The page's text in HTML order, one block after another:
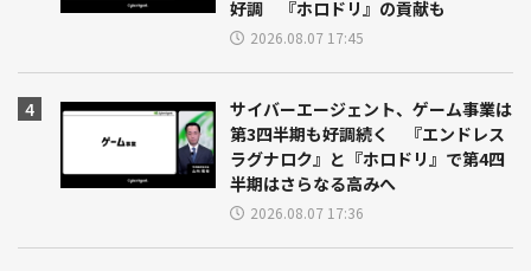
好調 『ホロドリ』の貢献も
2026.08.07 17:45
サイバーエージェント、ゲーム事業は
第3四半期も好調続く 『エンドレス
ラグナロク』と『ホロドリ』で第4四
半期はさらなる高みへ
2026.08.07 17:36